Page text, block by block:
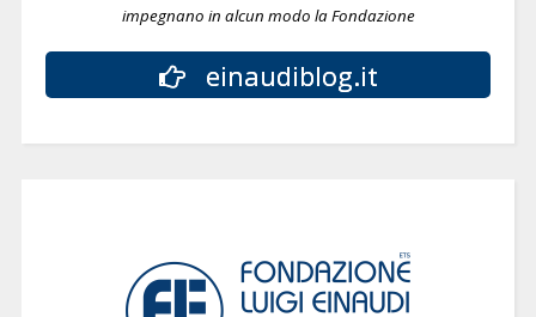
impegnano in alcun modo la Fondazione
einaudiblog.it